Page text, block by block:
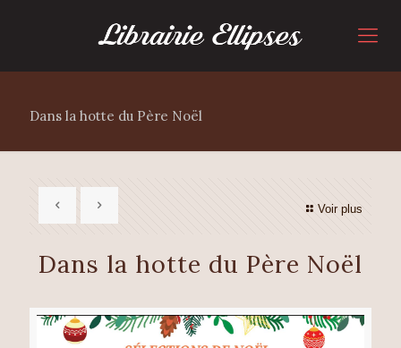
Dans la hotte du Père Noël
Voir plus
Dans la hotte du Père Noël